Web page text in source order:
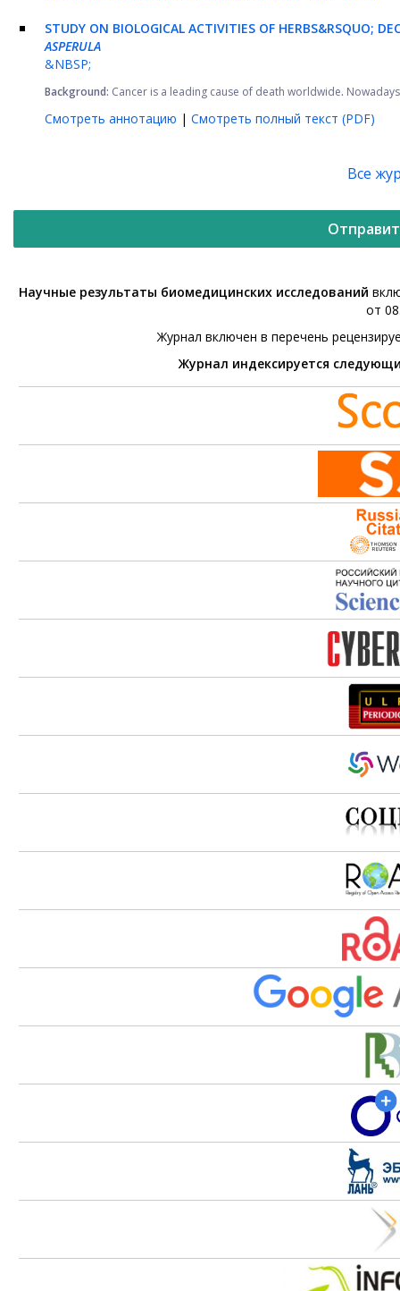
STUDY ON BIOLOGICAL ACTIVITIES OF HERBS&RSQUO;
ASPERULA
&NBSP;
Background: Cancer is a leading cause of death worldwide.
Смотреть аннотацию | Смотреть полный текст (PDF)
Все
Научные результаты биомедицинских исследований
от
Журнал включен в перечень
Журнал индексируется